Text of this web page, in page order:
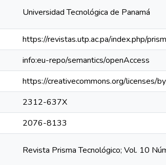
Universidad Tecnológica de Panamá
https://revistas.utp.ac.pa/index.php/
info:eu-repo/semantics/openAccess
https://creativecommons.org/licenses/
2312-637X
2076-8133
Revista Prisma Tecnológico; Vol. 10